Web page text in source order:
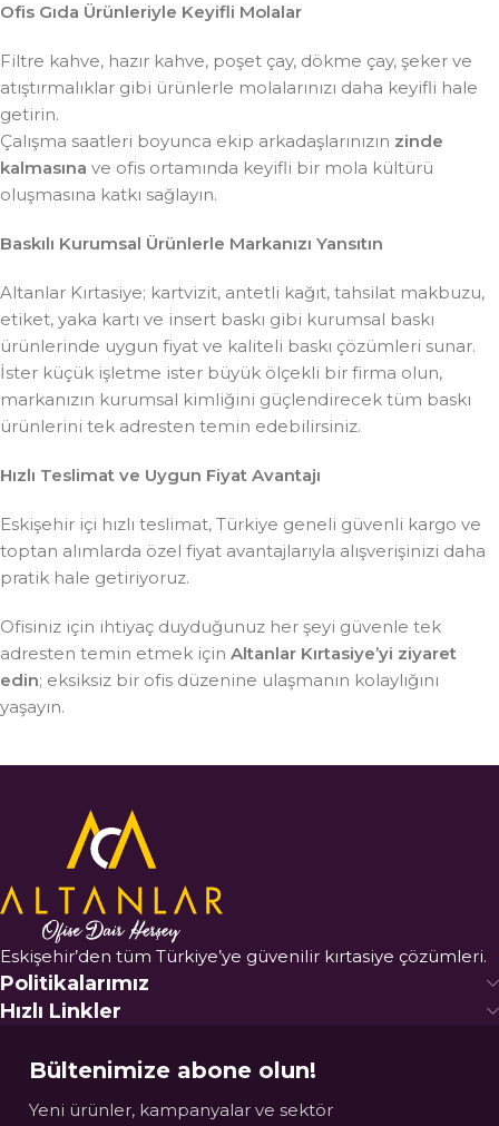
Ofis Gıda Ürünleriyle Keyifli Molalar
Filtre kahve, hazır kahve, poşet çay, dökme çay, şeker ve
atıştırmalıklar gibi ürünlerle molalarınızı daha keyifli hale
getirin.
Çalışma saatleri boyunca ekip arkadaşlarınızın zinde
kalmasına ve ofis ortamında keyifli bir mola kültürü
oluşmasına katkı sağlayın.
Baskılı Kurumsal Ürünlerle Markanızı Yansıtın
Altanlar Kırtasiye; kartvizit, antetli kağıt, tahsilat makbuzu,
etiket, yaka kartı ve insert baskı gibi kurumsal baskı
ürünlerinde uygun fiyat ve kaliteli baskı çözümleri sunar.
İster küçük işletme ister büyük ölçekli bir firma olun,
markanızın kurumsal kimliğini güçlendirecek tüm baskı
ürünlerini tek adresten temin edebilirsiniz.
Hızlı Teslimat ve Uygun Fiyat Avantajı
Eskişehir içi hızlı teslimat, Türkiye geneli güvenli kargo ve
toptan alımlarda özel fiyat avantajlarıyla alışverişinizi daha
pratik hale getiriyoruz.
Ofisiniz için ihtiyaç duyduğunuz her şeyi güvenle tek
adresten temin etmek için Altanlar Kırtasiye’yi ziyaret
edin; eksiksiz bir ofis düzenine ulaşmanın kolaylığını
yaşayın.
Eskişehir’den tüm Türkiye’ye güvenilir kırtasiye çözümleri.
Politikalarımız
Hızlı Linkler
Bültenimize abone olun!
Yeni ürünler, kampanyalar ve sektör